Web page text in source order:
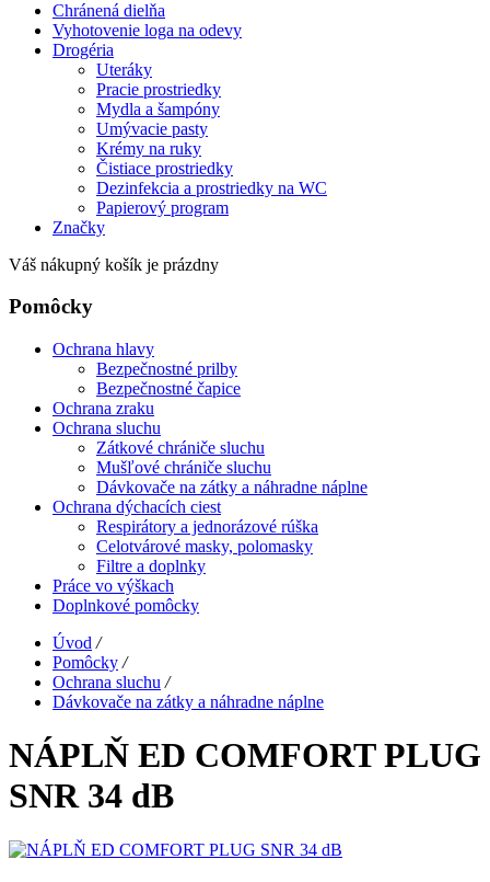
Chránená dielňa
Vyhotovenie loga na odevy
Drogéria
Uteráky
Pracie prostriedky
Mydla a šampóny
Umývacie pasty
Krémy na ruky
Čistiace prostriedky
Dezinfekcia a prostriedky na WC
Papierový program
Značky
Váš nákupný košík je prázdny
Pomôcky
Ochrana hlavy
Bezpečnostné prilby
Bezpečnostné čapice
Ochrana zraku
Ochrana sluchu
Zátkové chrániče sluchu
Mušľové chrániče sluchu
Dávkovače na zátky a náhradne náplne
Ochrana dýchacích ciest
Respirátory a jednorázové rúška
Celotvárové masky, polomasky
Filtre a doplnky
Práce vo výškach
Doplnkové pomôcky
Úvod /
Pomôcky /
Ochrana sluchu /
Dávkovače na zátky a náhradne náplne
NÁPLŇ ED COMFORT PLUG
SNR 34 dB